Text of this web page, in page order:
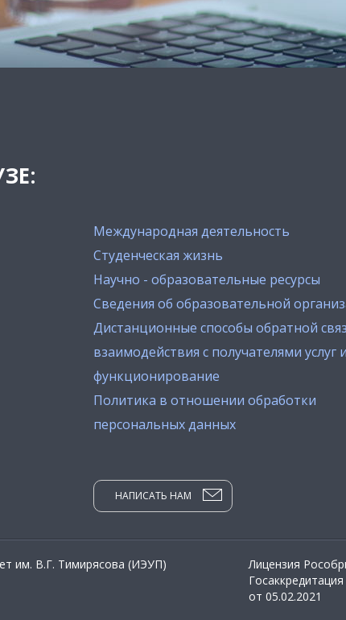
Международная деятельность
Студенческая жизнь
Научно - образовательные ресурсы
Сведения об образовательной
Дистанционные способы обратной
взаимодействия с получателями услуг
функционирование
Политика в отношении обработки
персональных данных
НАПИСАТЬ НАМ
им. В.Г. Тимирясова (ИЭУП)
Лицензия
от 05.02.2021